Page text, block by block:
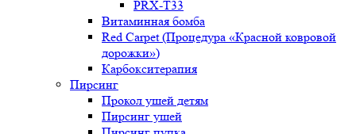
PRX-T33
Витаминная бомба
Red Carpet (Процедура «Красной ковровой
дорожки»)
Карбокситерапия
Пирсинг
Прокол ушей детям
Пирсинг ушей